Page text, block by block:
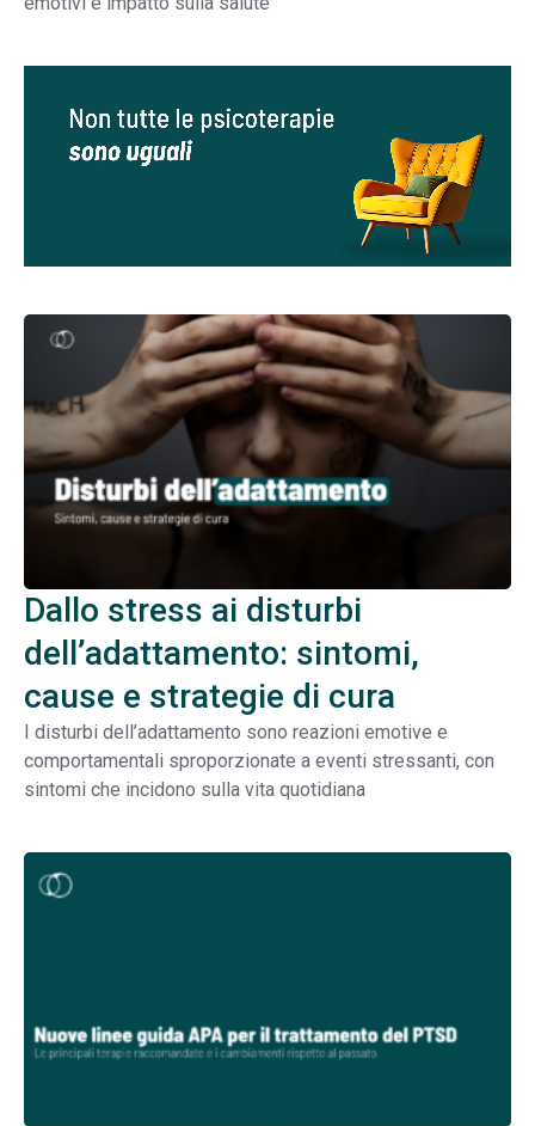
Dallo stress ai disturbi
dell’adattamento: sintomi,
cause e strategie di cura
I disturbi dell’adattamento sono reazioni emotive e
comportamentali sproporzionate a eventi stressanti, con
sintomi che incidono sulla vita quotidiana